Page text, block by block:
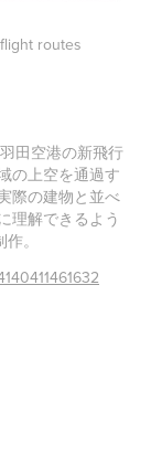
routes
田空港の新飛行
の上空を通過す
際の建物と並べ
理解できるよう
。